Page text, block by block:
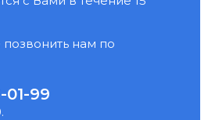
нам по
01-99